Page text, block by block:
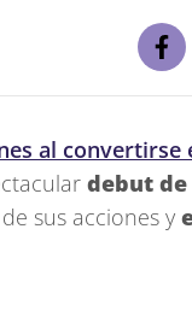
al
debut de
sus acciones y